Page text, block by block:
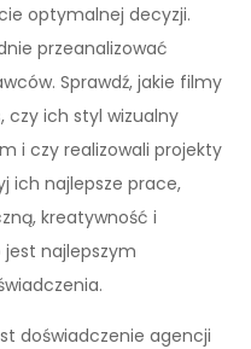
optymalnej decyzji.
przeanalizować
Sprawdź, jakie filmy
czy ich styl wizualny
i czy realizowali projekty
ich najlepsze prace,
kreatywność i
najlepszym
doświadczenie agencji